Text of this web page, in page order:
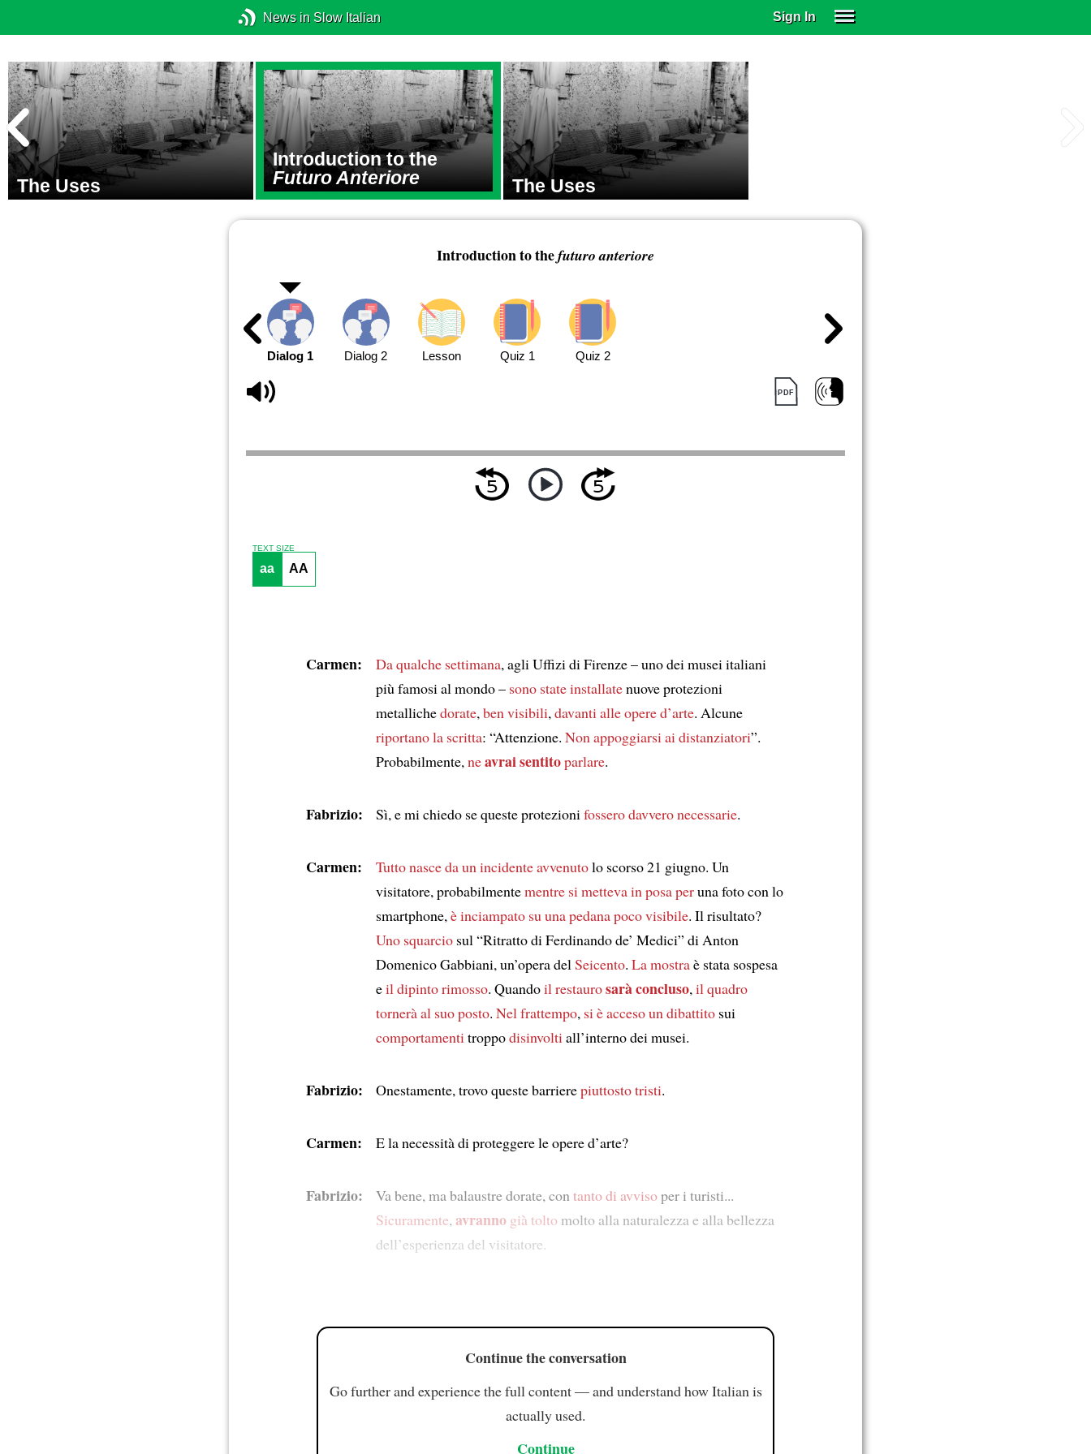
News in Slow Italian Sign In
The Uses
Introduction to the
Futuro Anteriore
The Uses
Introduction to thefuturo anteriore
Dialog 1 Dialog 2 Lesson Quiz 1 Quiz 2
TEXT SIZE
aa AA
Carmen: Da qualche settimana, agli Uffizi di Firenze – uno dei musei italiani
più famosi al mondo – sono state installatenuove protezioni
metallichedorate, ben visibili, davanti alle opere d’arte. Alcune
riportano la scritta: “Attenzione. Non appoggiarsi ai distanziatori”.
Probabilmente, neavrai sentitoparlare.
Fabrizio: Sì, e mi chiedo se queste protezioni fossero davvero necessarie.
Carmen: Tutto nasce da un incidenteavvenutolo scorso 21 giugno. Un
visitatore, probabilmentementre si metteva in posa peruna foto con lo
smartphone, è inciampato su una pedana poco visibile. Il risultato?
Uno squarciosul “Ritratto di Ferdinando de’ Medici” di Anton
Domenico Gabbiani, un’opera del Seicento. La mostraè stata sospesa
eil dipinto rimosso. Quandoil restaurosarà concluso, il quadro
tornerà al suo posto. Nel frattempo, si è accesoun dibattitosui
comportamenti troppodisinvolti all’interno dei musei.
Fabrizio: Onestamente, trovo queste barrierepiuttosto tristi.
Carmen: E la necessità di proteggere le opere d’arte?
Fabrizio: Va bene, ma balaustre dorate, con tanto di avvisoper i turisti...
Sicuramente, avrannogià tolto molto alla naturalezza e alla bellezza
dell’esperienza del visitatore.
Continue the conversation
Go further and experience the full content — and understand how Italian is
actually used.
Continue